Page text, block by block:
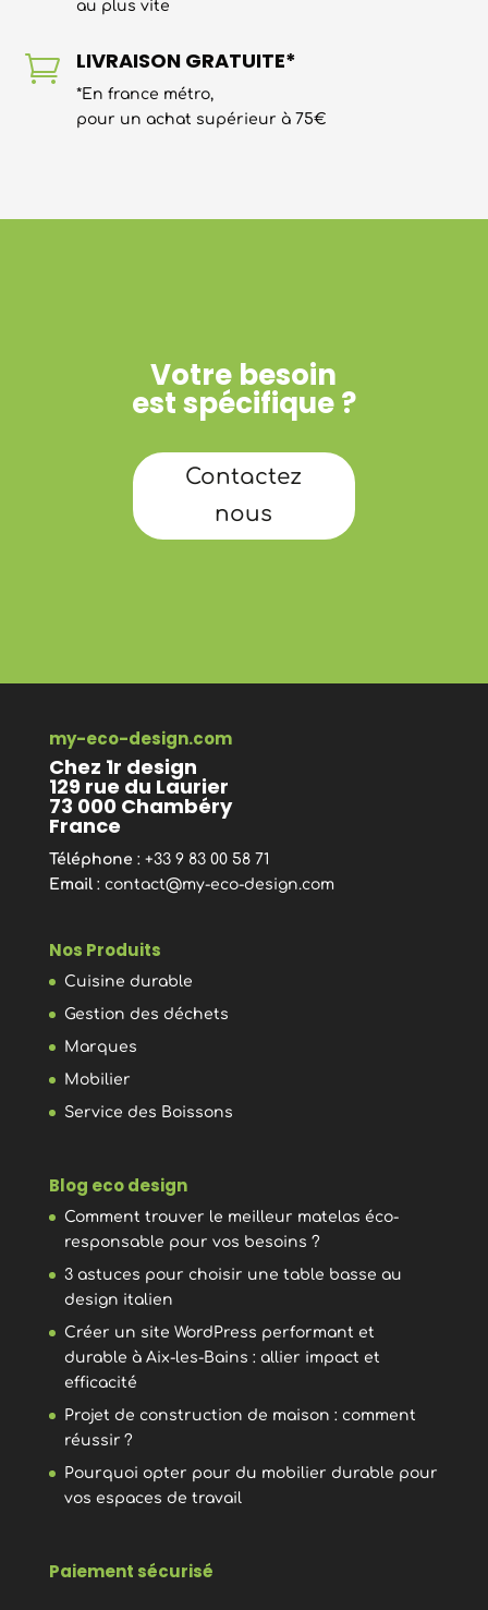
au plus vite
 LIVRAISON GRATUITE*
*En france métro,
pour un achat supérieur à 75€
Votre besoin
est spécifique ?
Contactez
nous
my-eco-design.com
Chez 1r design
129 rue du Laurier
73 000 Chambéry
France
Téléphone : +33 9 83 00 58 71
Email: contact@my-eco-design.com
Nos Produits
Cuisine durable
Gestion des déchets
Marques
Mobilier
Service des Boissons
Blog eco design
Comment trouver le meilleur matelas éco-
responsable pour vos besoins ?
3 astuces pour choisir une table basse au
design italien
Créer un site WordPress performant et
durable à Aix-les-Bains : allier impact et
efficacité
Projet de construction de maison : comment
réussir ?
Pourquoi opter pour du mobilier durable pour
vos espaces de travail
Paiement sécurisé